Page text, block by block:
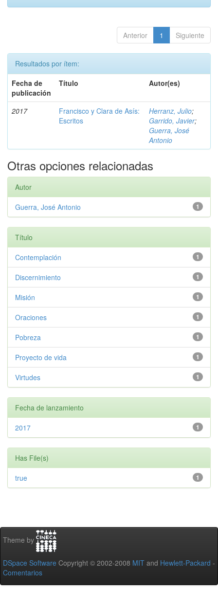
Anterior 1 Siguiente
Resultados por ítem:
Fecha de
publicación
Título Autor(es)
2017
Francisco y Clara de Asís:
Escritos
Herranz, Julio;
Garrido, Javier;
Guerra, José
Antonio
Otras opciones relacionadas
Autor
1
Guerra, José Antonio
Título
1
Contemplación
1
Discernimiento
1
Misión
1
Oraciones
1
Pobreza
1
Proyecto de vida
1
Virtudes
Fecha de lanzamiento
1
2017
Has File(s)
1
true
Theme by
DSpace Software Copyright © 2002-2008 MIT and Hewlett-Packard -
Comentarios